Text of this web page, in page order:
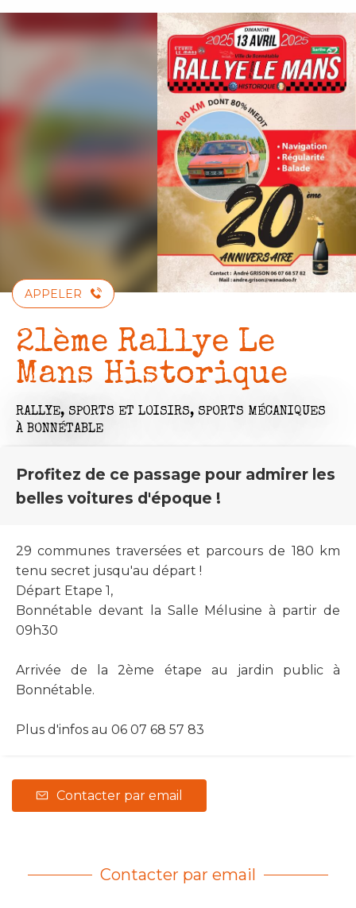
Aller
au
contenu
APPELER
21ème Rallye Le
Mans Historique
RALLYE, SPORTS ET LOISIRS, SPORTS MÉCANIQUES
À BONNÉTABLE
Profitez de ce passage pour admirer les
belles voitures d'époque !
29 communes traversées et parcours de 180 km
tenu secret jusqu'au départ !
Départ Etape 1,
Bonnétable devant la Salle Mélusine à partir de
09h30
Arrivée de la 2ème étape au jardin public à
Bonnétable.
Plus d'infos au 06 07 68 57 83
Contacter par email
Contacter par email